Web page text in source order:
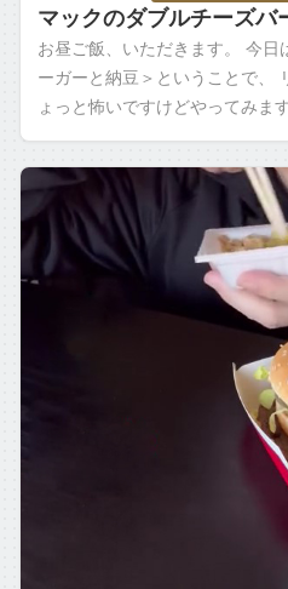
マックのダブルチーズバ
お昼ご飯、いただきます。 今
ーガーと納豆＞ということで、
ょっと怖いですけどやってみま